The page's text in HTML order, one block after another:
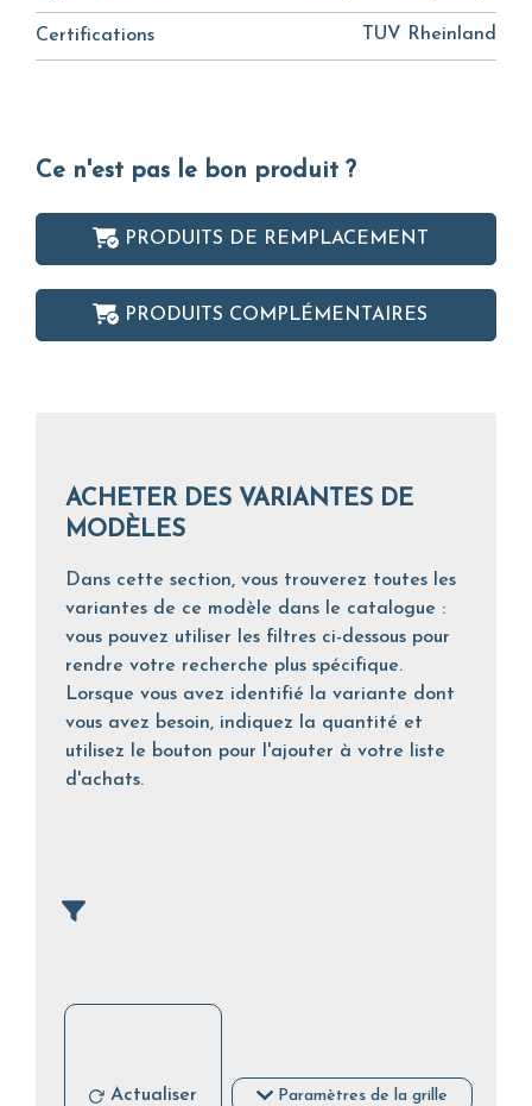
Certifications TUV Rheinland
Ce n'est pas le bon produit ?
PRODUITS DE REMPLACEMENT
PRODUITS COMPLÉMENTAIRES
ACHETER DES VARIANTES DE
MODÈLES
Dans cette section, vous trouverez toutes les
variantes de ce modèle dans le catalogue :
vous pouvez utiliser les filtres ci-dessous pour
rendre votre recherche plus spécifique.
Lorsque vous avez identifié la variante dont
vous avez besoin, indiquez la quantité et
utilisez le bouton pour l'ajouter à votre liste
d'achats.
Actualiser Paramètres de la grille